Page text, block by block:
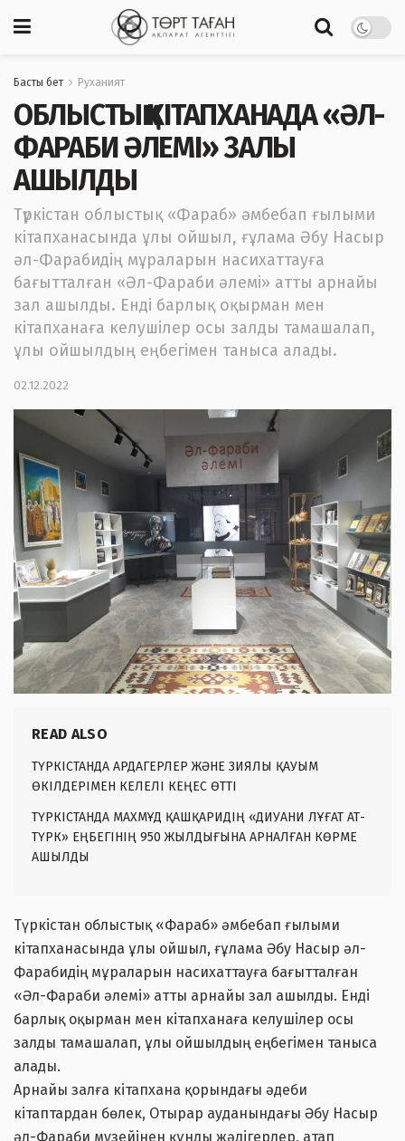
Басты бет Руханият
ОБЛЫСТЫҚ КІТАПХАНАДА «ӘЛ-
ФАРАБИ ӘЛЕМІ» ЗАЛЫ
АШЫЛДЫ
Түркістан облыстық «Фараб» әмбебап ғылыми
кітапханасында ұлы ойшыл, ғұлама Әбу Насыр
әл-Фарабидің мұраларын насихаттауға
бағытталған «Әл-Фараби әлемі» атты арнайы
зал ашылды. Енді барлық оқырман мен
кітапханаға келушілер осы залды тамашалап,
ұлы ойшылдың еңбегімен таныса алады.
02.12.2022
READ ALSO
ТҮРКІСТАНДА АРДАГЕРЛЕР ЖӘНЕ ЗИЯЛЫ ҚАУЫМ
ӨКІЛДЕРІМЕН КЕЛЕЛІ КЕҢЕС ӨТТІ
ТҮРКІСТАНДА МАХМҰД ҚАШҚАРИДІҢ «ДИУАНИ ЛҰҒАТ АТ-
ТҮРК» ЕҢБЕГІНІҢ 950 ЖЫЛДЫҒЫНА АРНАЛҒАН КӨРМЕ
АШЫЛДЫ
Түркістан облыстық «Фараб» әмбебап ғылыми
кітапханасында ұлы ойшыл, ғұлама Әбу Насыр әл-
Фарабидің мұраларын насихаттауға бағытталған
«Әл-Фараби әлемі» атты арнайы зал ашылды. Енді
барлық оқырман мен кітапханаға келушілер осы
залды тамашалап, ұлы ойшылдың еңбегімен таныса
алады.
Арнайы залға кітапхана қорындағы әдеби
кітаптардан бөлек, Отырар ауданындағы Әбу Насыр
әл-Фараби музейінен құнды жәдігерлер, атап